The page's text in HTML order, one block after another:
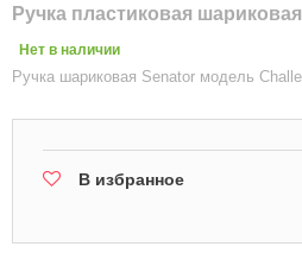
Ручка пластиковая
Нет в наличии
Ручка шариковая Senator модель
В избранное